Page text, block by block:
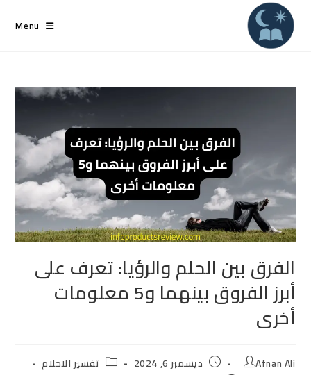
content
Menu
الفرق بين الحلم والرؤيا: تعرف على
أبرز الفروق بينهما و5 معلومات
أخرى
Post
Afnan Ali
Postديسمبر 6, 2024 Postتفسير الاحلام